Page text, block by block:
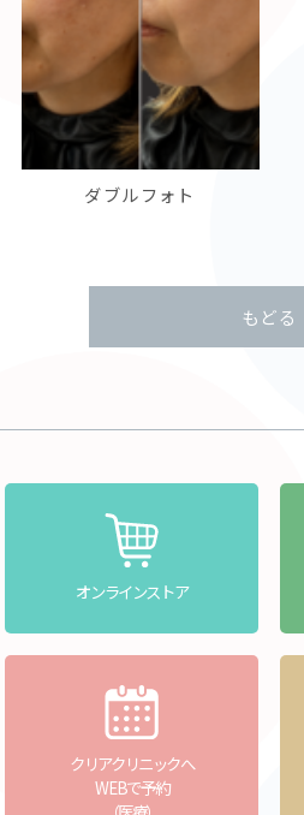
ダブルフォト
もどる
オンラインストア
クリアクリニックへ
WEBで予約